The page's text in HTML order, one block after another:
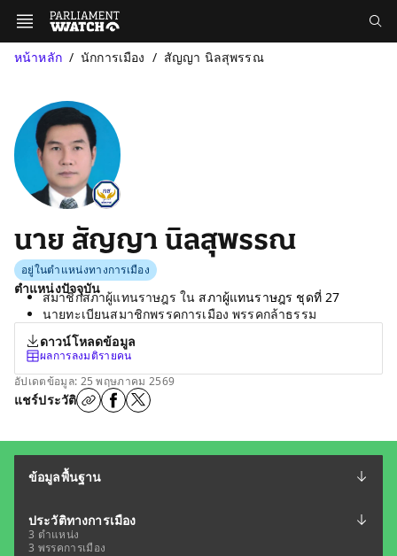
หน้าหลัก นักการเมือง สัญญา นิลสุพรรณ
นาย สัญญา นิลสุพรรณ
อยู่ในตำแหน่งทางการเมือง
ตำแหน่งปัจจุบัน
สมาชิกสภาผู้แทนราษฎร ใน สภาผู้แทนราษฎร ชุดที่ 27
นายทะเบียนสมาชิกพรรคการเมือง พรรคกล้าธรรม
ดาวน์โหลดข้อมูล
ผลการลงมติรายคน
อัปเดตข้อมูล: 25 พฤษภาคม 2569
แชร์ประวัติ
ข้อมูลพื้นฐาน
ประวัติทางการเมือง
3 ตำแหน่ง
3 พรรคการเมือง